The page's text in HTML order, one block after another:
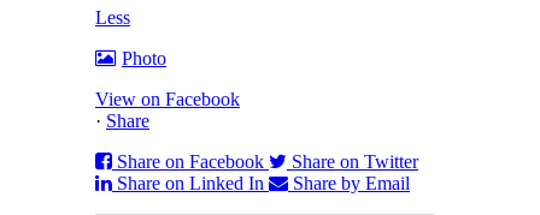
Less
Photo
View on Facebook
· Share
Share on Facebook
Share on Twitter
Share on Linked In
Share by Email